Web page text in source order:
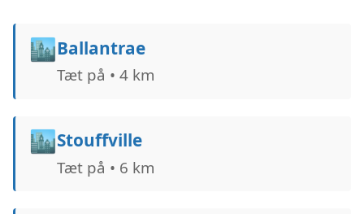
🏙️Ballantrae
Tæt på • 4 km
🏙️Stouffville
Tæt på • 6 km